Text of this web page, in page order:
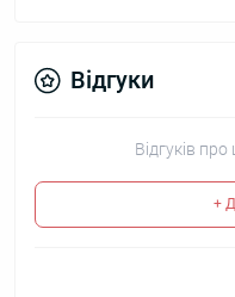
Відгуки
Відгуків
+